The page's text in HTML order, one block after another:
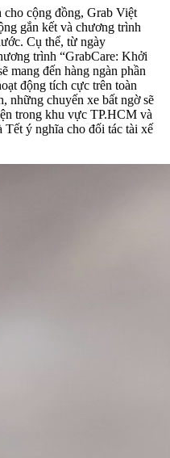
cộng đồng, Grab Việt
gắn kết và chương trình
Cụ thể, từ ngày
trình “GrabCare: Khởi
mang đến hàng ngàn phần
động tích cực trên toàn
những chuyến xe bất ngờ sẽ
trong khu vực TP.HCM và
Tết ý nghĩa cho đối tác tài xế